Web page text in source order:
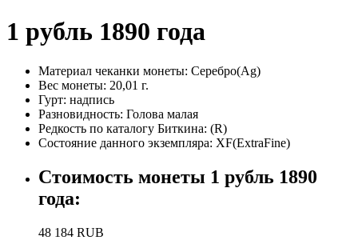
1 рубль 1890 года
Материал чеканки монеты: Серебро(Ag)
Вес монеты: 20,01 г.
Гурт: надпись
Разновидность: Голова малая
Редкость по каталогу Биткина: (R)
Состояние данного экземпляра: XF(ExtraFine)
Стоимость монеты 1 рубль 1890
года:
48 184 RUB